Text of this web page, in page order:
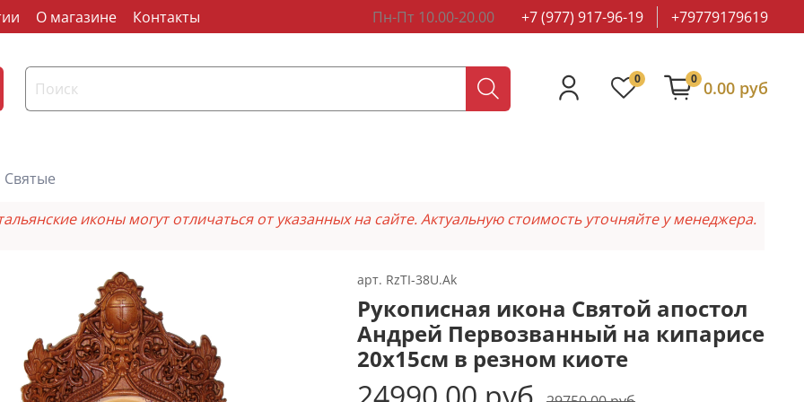
О магазине Контакты Пн-Пт 10.00-20.00 +7 (977) 917-96-19 +79779179619
0 0 0.00 руб
Святые
иконы могут отличаться от указанных на сайте. Актуальную стоимость уточняйте у менеджера.
арт. RzTI-38U.Ak
Рукописная икона Святой апостол
Андрей Первозванный на кипарисе
20х15см в резном киоте